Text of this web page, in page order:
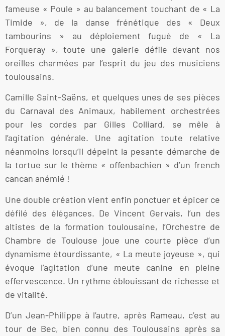
fameuse « Poule » au balancement touchant de « La
Timide », de la danse frénétique des « Deux
tambourins » au déploiement fugué de « La
Forqueray », toute une galerie défile devant nos
oreilles charmées par l’esprit du jeu des musiciens
toulousains.
Camille Saint-Saëns, et quelques unes de ses pièces
du Carnaval des Animaux, habilement orchestrées
pour les cordes par Gilles Colliard, se mêle à
l’agitation générale. Une agitation toute relative
néanmoins lorsqu’il dépeint la pesante démarche de
la tortue sur le thème « offenbachien » d’un french
cancan anémié !
Une double création vient enfin ponctuer et épicer ce
défilé des élégances. De Vincent Gervais, l’un des
altistes de la formation toulousaine, l’Orchestre de
Chambre de Toulouse joue une courte pièce d’un
dynamisme étourdissante, « La meute joyeuse », qui
évoque l’agitation d’une meute canine en pleine
effervescence. Un rythme éblouissant de richesse et
de vitalité.
D’un Jean-Philippe à l’autre, après Rameau, c’est au
tour de Bec, bien connu des Toulousains après sa